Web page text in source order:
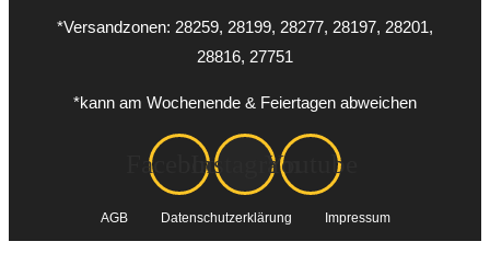
*Versandzonen: 28259, 28199, 28277, 28197, 28201,
28816, 27751
*kann am Wochenende & Feiertagen abweichen
FacebookInstagramYoutube
AGB Datenschutzerklärung Impressum